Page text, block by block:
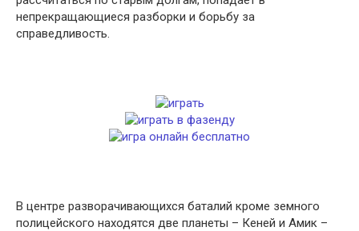
непрекращающиеся разборки и борьбу за
справедливость.
В центре разворачивающихся баталий кроме земного
полицейского находятся две планеты – Кеней и Амик –